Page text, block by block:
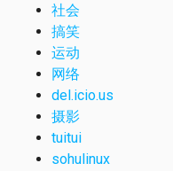
社会
搞笑
运动
网络
del.icio.us
摄影
tuitui
sohulinux